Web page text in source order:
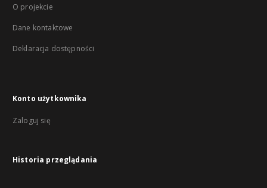
O projekcie
Dane kontaktowe
Deklaracja dostępności
Konto użytkownika
Zaloguj się
Historia przeglądania